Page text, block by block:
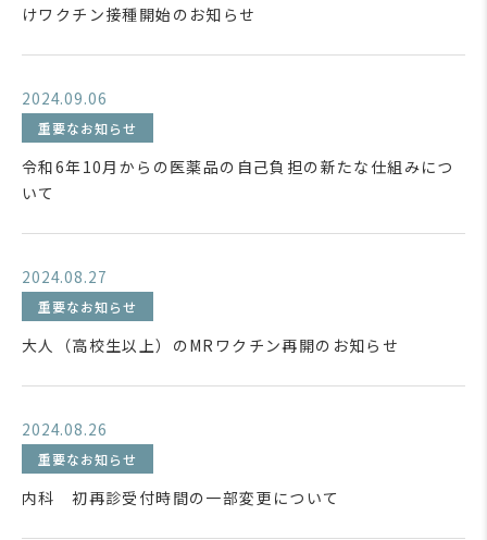
けワクチン接種開始のお知らせ
2024.09.06
重要なお知らせ
令和6年10月からの医薬品の自己負担の新たな仕組みにつ
いて
2024.08.27
重要なお知らせ
大人（高校生以上）のMRワクチン再開のお知らせ
2024.08.26
重要なお知らせ
内科 初再診受付時間の一部変更について